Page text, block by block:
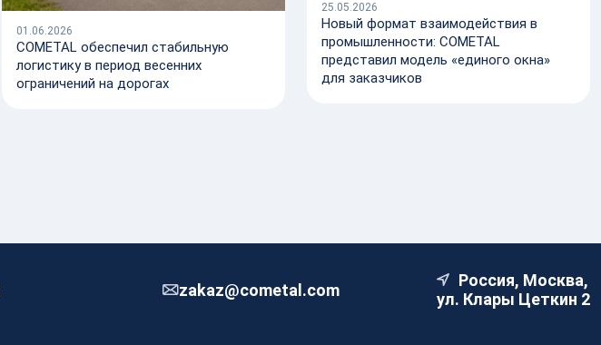
01.06.2026
COMETAL обеспечил стабильную
логистику в период весенних
ограничений на дорогах
25.05.2026
Новый формат взаимодействия в
промышленности: COMETAL
представил модель «единого окна»
для заказчиков
zakaz@cometal.com
Россия, Москва,
ул. Клары Цеткин 2